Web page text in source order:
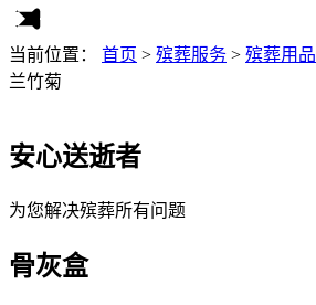
当前位置： 首页 > 殡葬服务 > 殡葬用品
兰竹菊
安心送逝者
为您解决殡葬所有问题
骨灰盒